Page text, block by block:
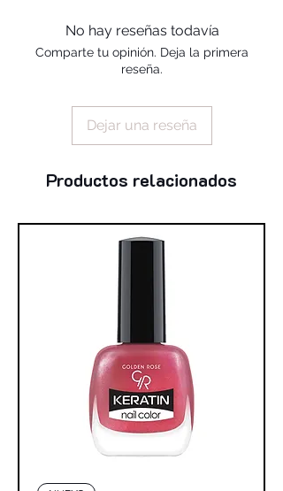
No hay reseñas todavía
Comparte tu opinión. Deja la primera
reseña.
Dejar una reseña
Productos relacionados